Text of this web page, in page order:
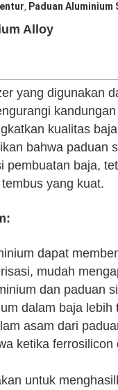
, Paduan Aluminium
Alloy
yang digunakan
kualitas
bahwa paduan
baja,
yang kuat.
dapat
mudah
dan paduan
dalam baja
asam dari
ketika
untuk